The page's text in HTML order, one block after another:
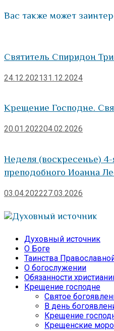
Вас также может
Святитель Спиридон
24.12.202131.12.2024
Крещение Господне.
20.01.202204.02.2026
Неделя (воскресенье) 4-
преподобного Иоанна
03.04.202227.03.2026
Духовный источник
Духовный источник
О Боге
Таинства
О богослужении
Обязанности
Крещение господне
Святое
В день
Крещение
Крещенские